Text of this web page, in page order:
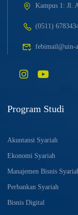
Kampus 1: Jl.
(0511)
febimail@uin-
Program Studi
Akuntansi Syariah
Ekonomi Syariah
Manajemen Bisnis
Perbankan Syariah
Bisnis Digital